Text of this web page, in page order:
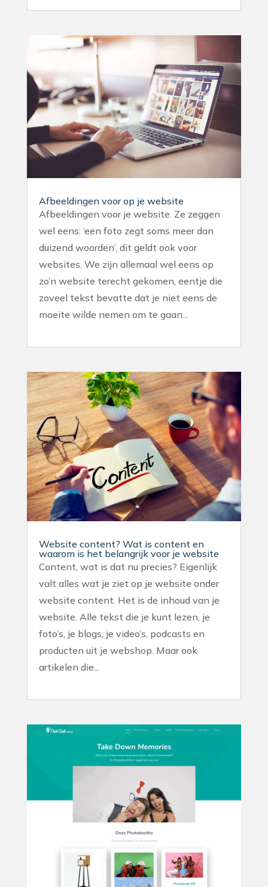
Afbeeldingen voor op je website
Afbeeldingen voor je website. Ze zeggen
wel eens: ‘een foto zegt soms meer dan
duizend woorden’, dit geldt ook voor
websites. We zijn allemaal wel eens op
zo’n website terecht gekomen, eentje die
zoveel tekst bevatte dat je niet eens de
moeite wilde nemen om te gaan...
Website content? Wat is content en
waarom is het belangrijk voor je website
Content, wat is dat nu precies? Eigenlijk
valt alles wat je ziet op je website onder
website content. Het is de inhoud van je
website. Alle tekst die je kunt lezen, je
foto’s, je blogs, je video’s, podcasts en
producten uit je webshop. Maar ook
artikelen die...